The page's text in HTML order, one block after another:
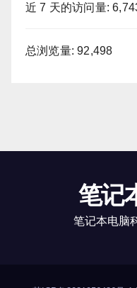
近 7 天的访问量:
总浏览量:92,498
笔记
笔记本电脑